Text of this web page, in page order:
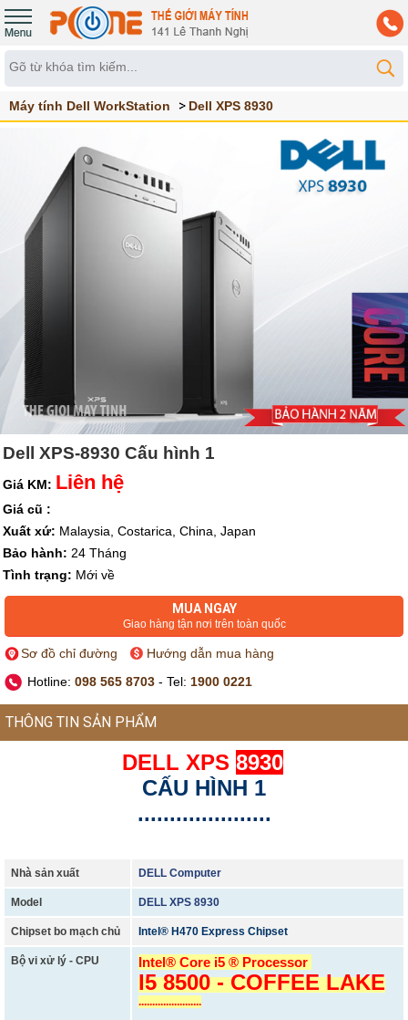
Máy tính Dell WorkStation Dell XPS 8930
Dell XPS-8930 Cấu hình 1
Giá KM: Liên hệ
Giá cũ :
Xuất xứ: Malaysia, Costarica, China, Japan
Bảo hành: 24 Tháng
Tình trạng: Mới về
MUA NGAY
Giao hàng tận nơi trên toàn quốc
Sơ đồ chỉ đường
Hướng dẫn mua hàng
Hotline: 098 565 8703 - Tel: 1900 0221
THÔNG TIN SẢN PHẨM
DELL XPS 8930
CẤU HÌNH 1
.....................
Nhà sản xuất DELL Computer
Model DELL XPS 8930
Chipset bo mạch chủ Intel® H470 Express Chipset
Bộ vi xử lý - CPU Intel® Core i5 ® Processor
I5 8500 - COFFEE LAKE
.......................